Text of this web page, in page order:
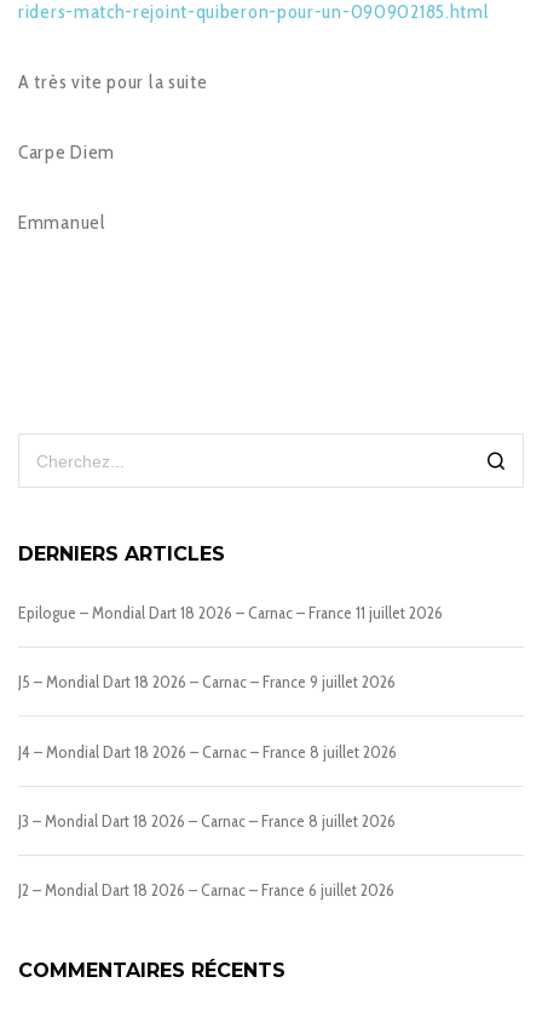
riders-match-rejoint-quiberon-pour-un-090902185.html
A très vite pour la suite
Carpe Diem
Emmanuel
DERNIERS ARTICLES
Epilogue – Mondial Dart 18 2026 – Carnac – France 11 juillet 2026
J5 – Mondial Dart 18 2026 – Carnac – France 9 juillet 2026
J4 – Mondial Dart 18 2026 – Carnac – France 8 juillet 2026
J3 – Mondial Dart 18 2026 – Carnac – France 8 juillet 2026
J2 – Mondial Dart 18 2026 – Carnac – France 6 juillet 2026
COMMENTAIRES RÉCENTS